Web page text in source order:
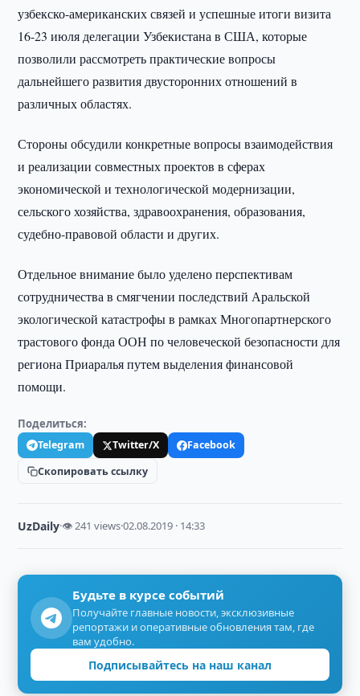
узбекско-американских связей и успешные итоги визита
16-23 июля делегации Узбекистана в США, которые
позволили рассмотреть практические вопросы
дальнейшего развития двусторонних отношений в
различных областях.
Стороны обсудили конкретные вопросы взаимодействия
и реализации совместных проектов в сферах
экономической и технологической модернизации,
сельского хозяйства, здравоохранения, образования,
судебно-правовой области и других.
Отдельное внимание было уделено перспективам
сотрудничества в смягчении последствий Аральской
экологической катастрофы в рамках Многопартнерского
трастового фонда ООН по человеческой безопасности для
региона Приаралья путем выделения финансовой
помощи.
Поделиться:
Telegram Twitter/X
Facebook
Скопировать ссылку
UzDaily·👁 241 views·02.08.2019 · 14:33
Будьте в курсе событий
Получайте главные новости, эксклюзивные
репортажи и оперативные обновления там, где
вам удобно.
Подписывайтесь на наш канал